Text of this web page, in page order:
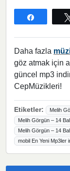
Daha fazla
göz atmak için
güncel mp3
CepMüzikleri!
Etiketler: Melih
Melih Görgün – 14
Melih Görgün – 14
mobil En Yeni Mp3ler